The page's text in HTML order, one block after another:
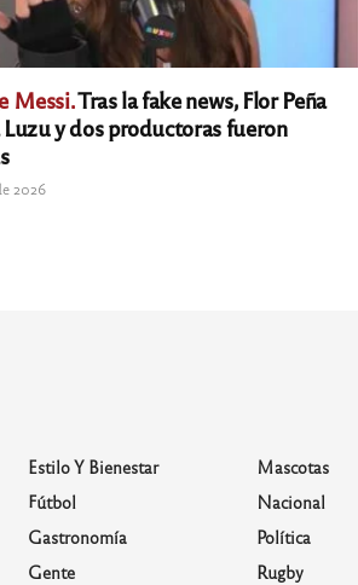
Messi.Tras la fake news, Flor Peña
y dos productoras fueron
2026
Estilo Y Bienestar
Fútbol
Gastronomía
Gente
Mascotas
Nacional
Política
Rugby